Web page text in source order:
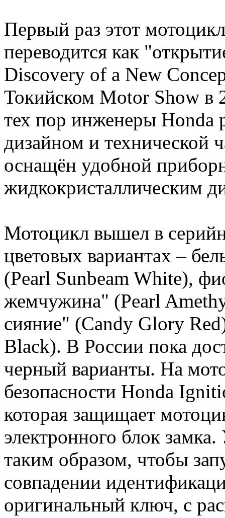
Первый раз этот
переводится как
Discovery of a New
Токийском Motor Show в
тех пор инженеры Honda
дизайном и технической
оснащён удобной
жидкокристаллическим
Мотоцикл вышел в
цветовых вариантах –
(Pearl Sunbeam White),
жемчужина" (Pearl
сияние" (Candy Glory
Black). В России пока
черный варианты. На
безопасности Honda
которая защищает
электронного блок
таким образом, чтобы
совпадении
оригинальный ключ, с